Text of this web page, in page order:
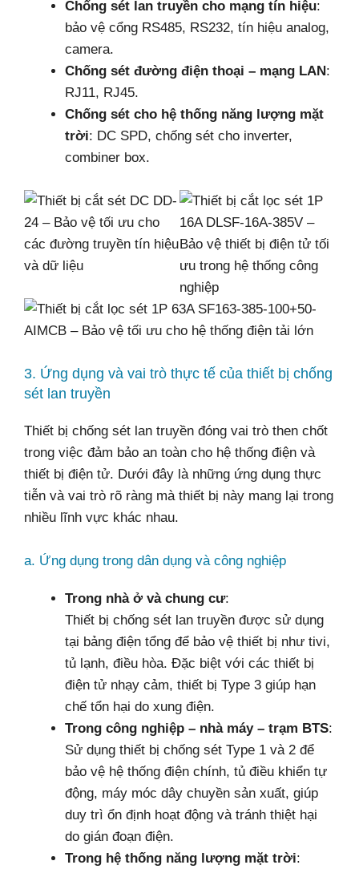
Chống sét lan truyền cho mạng tín hiệu:
bảo vệ cổng RS485, RS232, tín hiệu analog,
camera.
Chống sét đường điện thoại – mạng LAN :
RJ11, RJ45.
Chống sét cho hệ thống năng lượng mặt
trời: DC SPD, chống sét cho inverter,
combiner box.
3. Ứng dụng và vai trò thực tế của thiết bị chống
sét lan truyền
Thiết bị chống sét lan truyền đóng vai trò then chốt
trong việc đảm bảo an toàn cho hệ thống điện và
thiết bị điện tử. Dưới đây là những ứng dụng thực
tiễn và vai trò rõ ràng mà thiết bị này mang lại trong
nhiều lĩnh vực khác nhau.
a. Ứng dụng trong dân dụng và công nghiệp
Trong nhà ở và chung cư:
Thiết bị chống sét lan truyền được sử dụng
tại bảng điện tổng để bảo vệ thiết bị như tivi,
tủ lạnh, điều hòa. Đặc biệt với các thiết bị
điện tử nhạy cảm, thiết bị Type 3 giúp hạn
chế tổn hại do xung điện.
Trong công nghiệp – nhà máy – trạm BTS:
Sử dụng thiết bị chống sét Type 1 và 2 để
bảo vệ hệ thống điện chính, tủ điều khiển tự
động, máy móc dây chuyền sản xuất, giúp
duy trì ổn định hoạt động và tránh thiệt hại
do gián đoạn điện.
Trong hệ thống năng lượng mặt trời: